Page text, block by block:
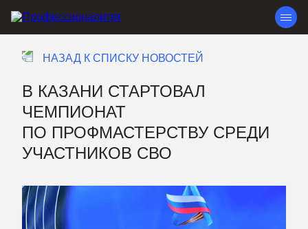
НАЗАД К СПИСКУ НОВОСТЕЙ
В КАЗАНИ СТАРТОВАЛ
ЧЕМПИОНАТ
ПО ПРОФМАСТЕРСТВУ СРЕДИ
УЧАСТНИКОВ СВО